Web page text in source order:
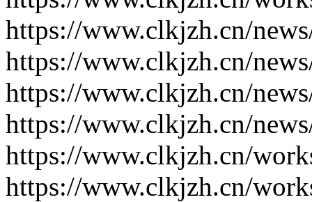
https://www.clkjzh.cn/
https://www.clkjzh.cn/
https://www.clkjzh.cn/
https://www.clkjzh.cn/
https://www.clkjzh.cn/
https://www.clkjzh.cn/